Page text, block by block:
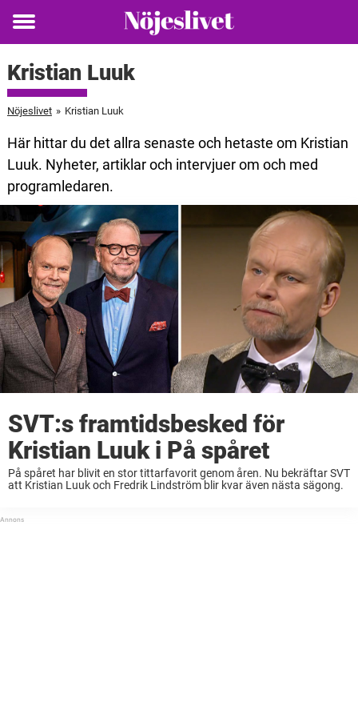
Toggle
Kristian Luuk
Nöjeslivet » Kristian Luuk
Här hittar du det allra senaste och hetaste om Kristian
Luuk. Nyheter, artiklar och intervjuer om och med
programledaren.
SVT:s framtidsbesked för
Kristian Luuk i På spåret
På spåret har blivit en stor tittarfavorit genom åren. Nu bekräftar SVT
att Kristian Luuk och Fredrik Lindström blir kvar även nästa sägong.